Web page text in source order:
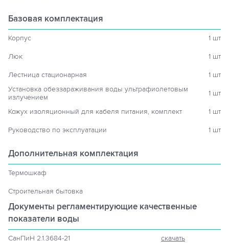
Базовая комплектация
Корпус 1 шт
Люк 1 шт
Лестница стационарная
1 шт
Установка обеззараживания воды ультрафиолетовым
излучением
1 шт
Кожух изоляционный для кабеля питания, комплект 1 шт
Руководство по эксплуатации 1 шт
Дополнительная комплектация
Термошкаф
Строительная бытовка
Документы регламентирующие качественные
показатели воды
СанПиН 2.1.3684-21 скачать